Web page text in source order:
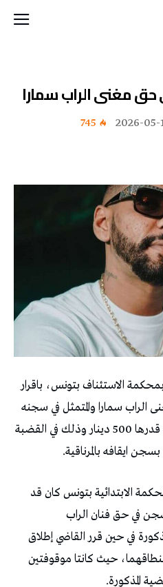
مغنى الراب سمارا
2026-05-
745
الاستئناف بتونس، باقرار
الراب سمارا والمتمثل في سجنه
لمدة ستة أشهر مع خطية مالية قدرها 500 دينار وذلك في القضبة
ايقافه بالمرناقية.
الابتدائية بتونس كان قد
في حق فنان الراب
في حين قرر القاضي إطلاق
حيث كانتا موقوفتين
المذكورة.